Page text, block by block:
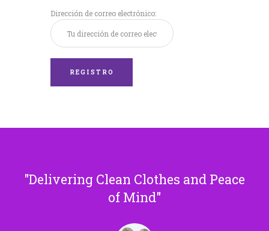
Dirección de correo electrónico:
Delivering Clean Clothes and Peace
of Mind